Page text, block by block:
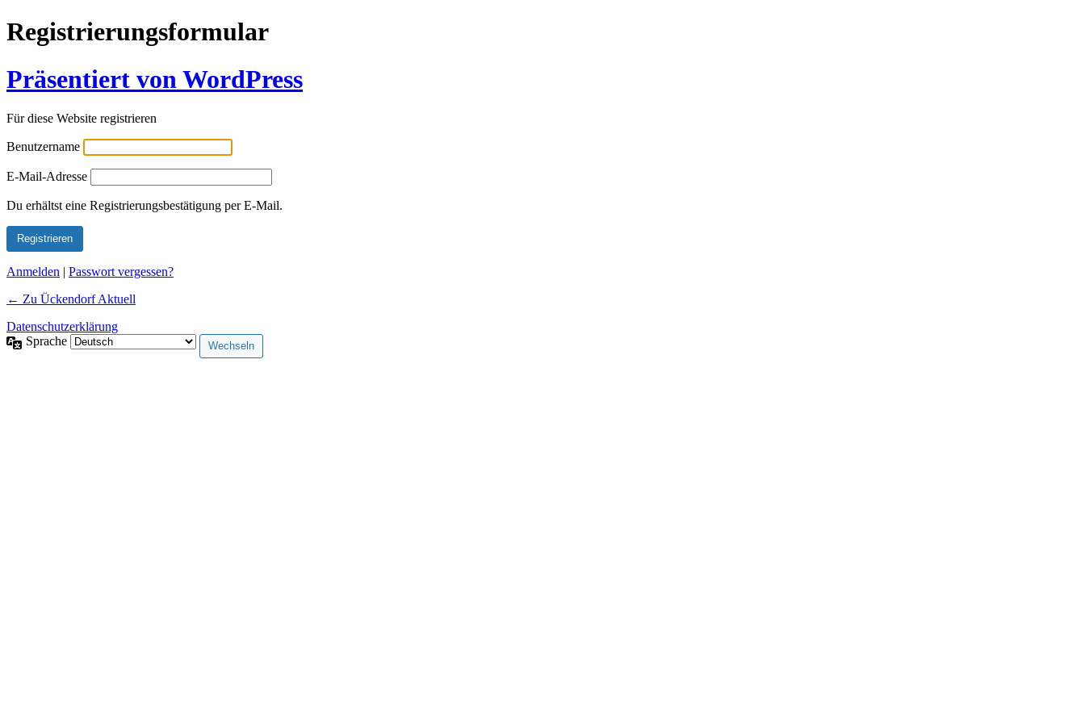
Registrierungsformular
Präsentiert von WordPress
Für diese Website registrieren
Benutzername
E-Mail-Adresse
Alternative:
Du erhältst eine Registrierungsbestätigung per E-Mail.
Anmelden | Passwort vergessen?
← Zu Ückendorf Aktuell
Datenschutzerklärung
Sprache